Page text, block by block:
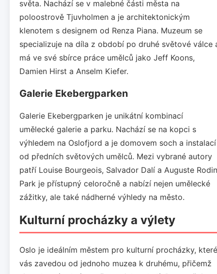
světa. Nachází se v malebné části města na
poloostrově Tjuvholmen a je architektonickým
klenotem s designem od Renza Piana. Muzeum se
specializuje na díla z období po druhé světové válce
má ve své sbírce práce umělců jako Jeff Koons,
Damien Hirst a Anselm Kiefer.
Galerie Ekebergparken
Galerie Ekebergparken je unikátní kombinací
umělecké galerie a parku. Nachází se na kopci s
výhledem na Oslofjord a je domovem soch a instalací
od předních světových umělců. Mezi vybrané autory
patří Louise Bourgeois, Salvador Dalí a Auguste
Park je přístupný celoročně a nabízí nejen umělecké
zážitky, ale také nádherné výhledy na město.
Kulturní procházky a výlety
Oslo je ideálním městem pro kulturní procházky, které
vás zavedou od jednoho muzea k druhému, přičemž